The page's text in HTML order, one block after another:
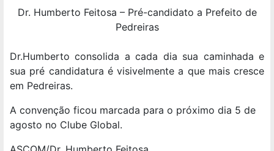
Dr. Humberto Feitosa – Pré-candidato a Prefeito de
Pedreiras
Dr.Humberto consolida a cada dia sua caminhada e
sua pré candidatura é visivelmente a que mais cresce
em Pedreiras.
A convenção ficou marcada para o próximo dia 5 de
agosto no Clube Global.